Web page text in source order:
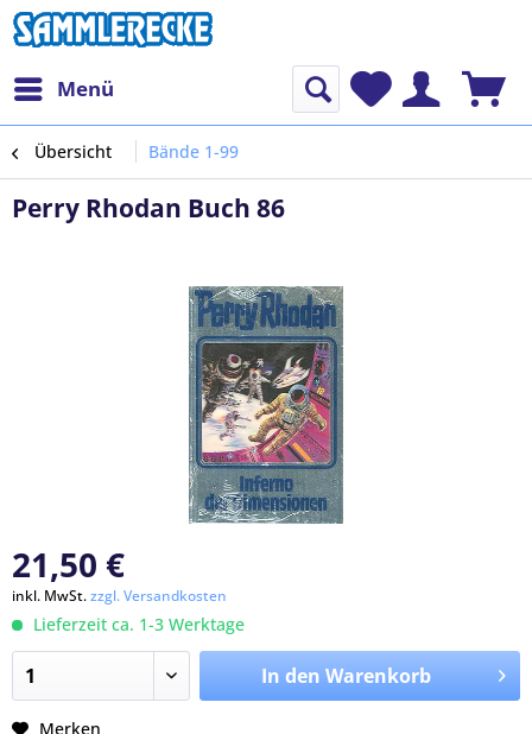
Menü
Übersicht Bände 1-99
Perry Rhodan Buch 86
21,50 €
inkl. MwSt.zzgl. Versandkosten
Lieferzeit ca. 1-3 Werktage
In den Warenkorb
Merken